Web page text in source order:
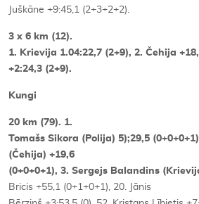
Juškāne +9:45,1 (2+3+2+2).
3 x 6 km (12).
1. Krievija 1.04:22,7 (2+9), 2. Čehija
+2:24,3 (2+9).
Kungi
20 km (79). 1.
Tomašs Sikora (Polija) 5);29,5
(Čehija) +19,6
(0+0+0+1), 3. Sergejs Balandins
Bricis +55,1 (0+1+0+1), 20. Jānis